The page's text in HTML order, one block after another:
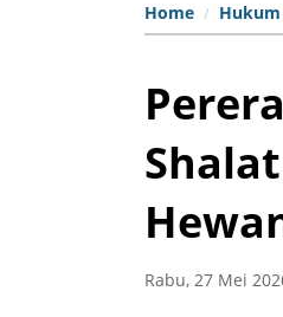
Home
Rabu, 27 Mei